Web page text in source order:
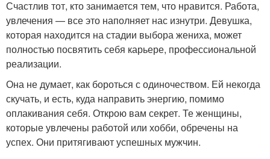
Счастлив тот, кто занимается тем, что нравится. Работа,
увлечения — все это наполняет нас изнутри. Девушка,
которая находится на стадии выбора жениха, может
полностью посвятить себя карьере, профессиональной
реализации.
Она не думает, как бороться с одиночеством. Ей некогда
скучать, и есть, куда направить энергию, помимо
оплакивания себя. Открою вам секрет. Те женщины,
которые увлечены работой или хобби, обречены на
успех. Они притягивают успешных мужчин.